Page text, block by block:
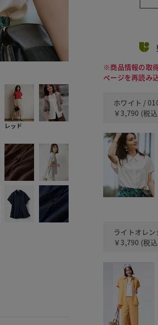
レッド
※商品情報の取
ページを再読み
ホワイト /
￥3,790 (税込
ライトオレ
￥3,790 (税込